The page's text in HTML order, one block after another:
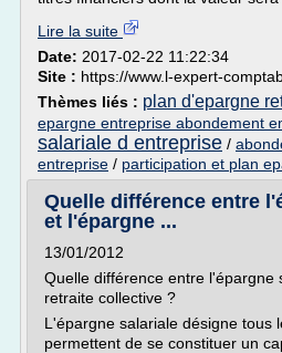
Lire la suite
Date: 2017-02-22 11:22:34
Site : https://www.l-expert-
Thèmes liés : plan d'epargne
epargne entreprise abondement
salariale d entreprise /
entreprise / participation et plan
Quelle différence entre
et l'épargne ...
13/01/2012
Quelle différence entre l'épargne
retraite collective ?
L'épargne salariale désigne tous
permettent de se constituer un